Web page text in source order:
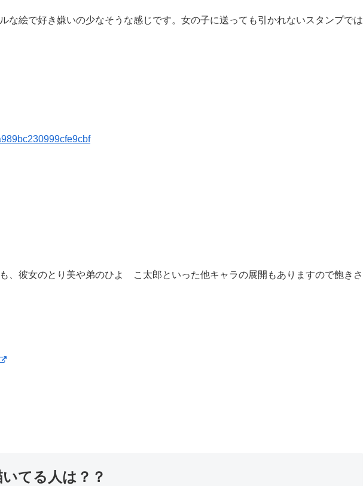
な絵で好き嫌いの少なそうな感じです。女の子に送っても引かれないスタンプでは
、彼女のとり美や弟のひよ こ太郎といった他キャラの展開もありますので飽きさ
てる人は？？